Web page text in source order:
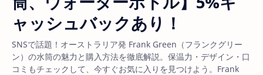
ャッシュバックあり！
SNSで話題！オーストラリア発 Frank Green（フランクグリー
ン）の水筒の魅力と購入方法を徹底解説。保温力・デザイン・口
コミもチェックして、今すぐお気に入りを見つけよう。Frank